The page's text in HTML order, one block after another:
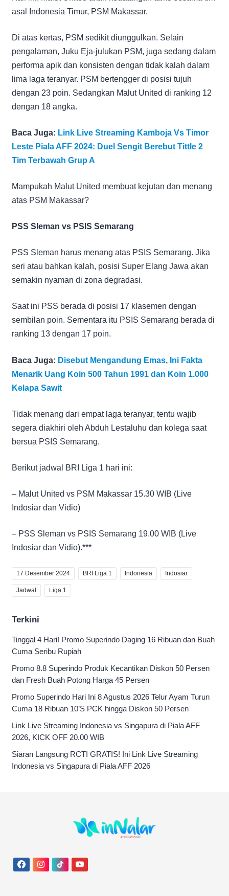
asal Indonesia Timur, PSM Makassar.
Di atas kertas, PSM sedikit diunggulkan. Selain
pengalaman, Juku Eja-julukan PSM, juga sedang dalam
performa apik dan konsisten dengan tidak kalah dalam
lima laga teranyar. PSM bertengger di posisi tujuh
dengan 23 poin. Sedangkan Malut United di ranking 12
dengan 18 angka.
Baca Juga: Link Live Streaming Kamboja Vs Timor
Leste Piala AFF 2024: Duel Sengit Berebut Tittle 2
Tim Terbawah Grup A
Mampukah Malut United membuat kejutan dan menang
atas PSM Makassar?
PSS Sleman vs PSIS Semarang
PSS Sleman harus menang atas PSIS Semarang. Jika
seri atau bahkan kalah, posisi Super Elang Jawa akan
semakin nyaman di zona degradasi.
Saat ini PSS berada di posisi 17 klasemen dengan
sembilan poin. Sementara itu PSIS Semarang berada di
ranking 13 dengan 17 poin.
Baca Juga: Disebut Mengandung Emas, Ini Fakta
Menarik Uang Koin 500 Tahun 1991 dan Koin 1.000
Kelapa Sawit
Tidak menang dari empat laga teranyar, tentu wajib
segera diakhiri oleh Abduh Lestaluhu dan kolega saat
bersua PSIS Semarang.
Berikut jadwal BRI Liga 1 hari ini:
– Malut United vs PSM Makassar 15.30 WIB (Live
Indosiar dan Vidio)
– PSS Sleman vs PSIS Semarang 19.00 WIB (Live
Indosiar dan Vidio).***
17 Desember 2024 BRI Liga 1 Indonesia Indosiar
Jadwal Liga 1
Terkini
Tinggal 4 Hari! Promo Superindo Daging 16 Ribuan dan Buah
Cuma Seribu Rupiah
Promo 8.8 Superindo Produk Kecantikan Diskon 50 Persen
dan Fresh Buah Potong Harga 45 Persen
Promo Superindo Hari Ini 8 Agustus 2026 Telur Ayam Turun
Cuma 18 Ribuan 10’S PCK hingga Diskon 50 Persen
Link Live Streaming Indonesia vs Singapura di Piala AFF
2026, KICK OFF 20.00 WIB
Siaran Langsung RCTI GRATIS! Ini Link Live Streaming
Indonesia vs Singapura di Piala AFF 2026